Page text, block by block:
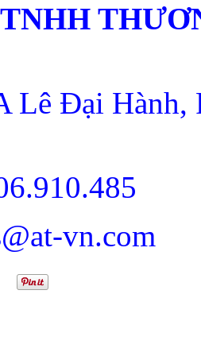
Lê Đại Hành,
vn.com